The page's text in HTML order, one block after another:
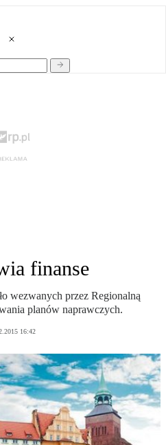
finanse
wezwanych przez Regionalną
planów naprawczych.
16:42